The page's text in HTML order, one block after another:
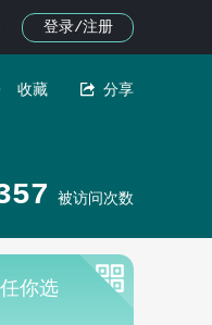
登录/注册
收藏  分享
被访问次数
你选